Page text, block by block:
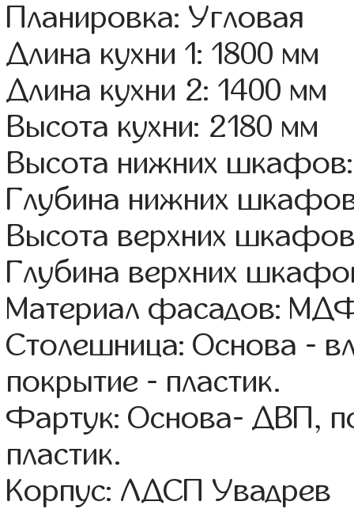
Планировка: Угловая
Длина кухни 1: 1800 мм
Длина кухни 2: 1400 мм
Высота кухни: 2180 мм
Высота нижних
Глубина нижних
Высота верхних
Глубина верхних
Материал фасадов:
Столешница: Основа -
покрытие - пластик.
Фартук: Основа- ДВП,
пластик.
Корпус: ЛДСП Увадрев